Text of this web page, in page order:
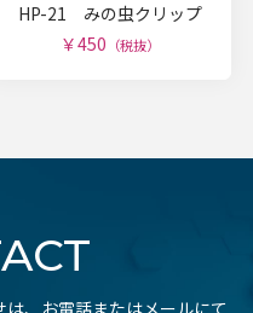
HP-21 みの虫クリップ
￥450 （税抜）
、お電話またはメールにて